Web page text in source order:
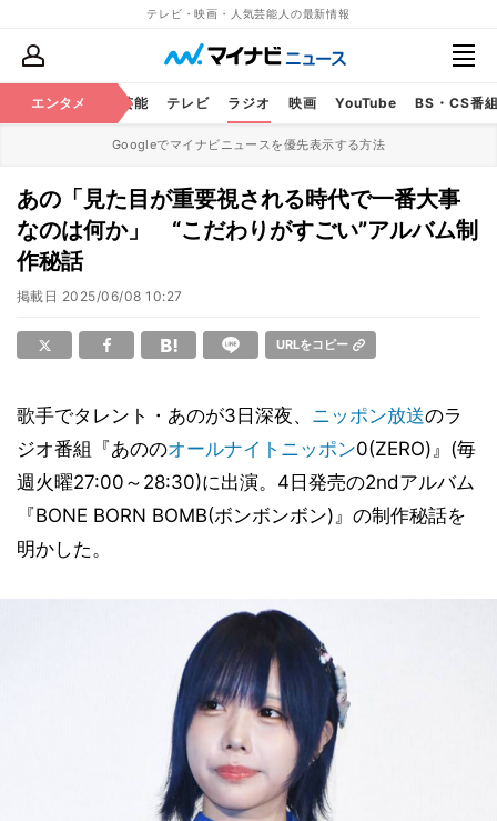
テレビ・映画・人気芸能人の最新情報
エンタメ 芸能 テレビ ラジオ 映画 YouTube BS・CS番
Googleでマイナビニュースを優先表示する方法
あの「見た目が重要視される時代で一番大事
なのは何か」 “こだわりがすごい”アルバム制
作秘話
掲載日 2025/06/08 10:27
URLをコピー
歌手でタレント・あのが3日深夜、 ニッポン放送のラ
ジオ番組『あののオールナイトニッポン0(ZERO)』(毎
週火曜27:00～28:30)に出演。4日発売の2ndアルバム
『BONE BORN BOMB(ボンボンボン)』の制作秘話を
明かした。